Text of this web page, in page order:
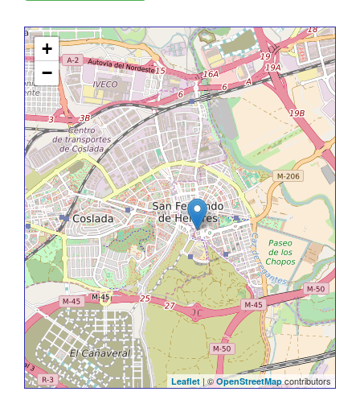
+
−
Leaflet | ©OpenStreetMap contributors